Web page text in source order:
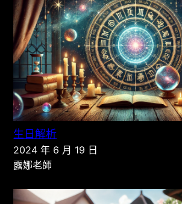
生日解析
2024 年 6 月 19 日
露娜老師